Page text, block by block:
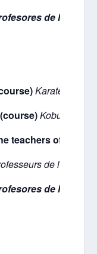
de la
Karaté (cours
Kobudo
teachers of the
de
de la